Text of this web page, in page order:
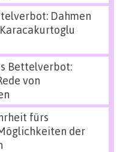
Dahmen
Bettelverbot:
von
fürs
der